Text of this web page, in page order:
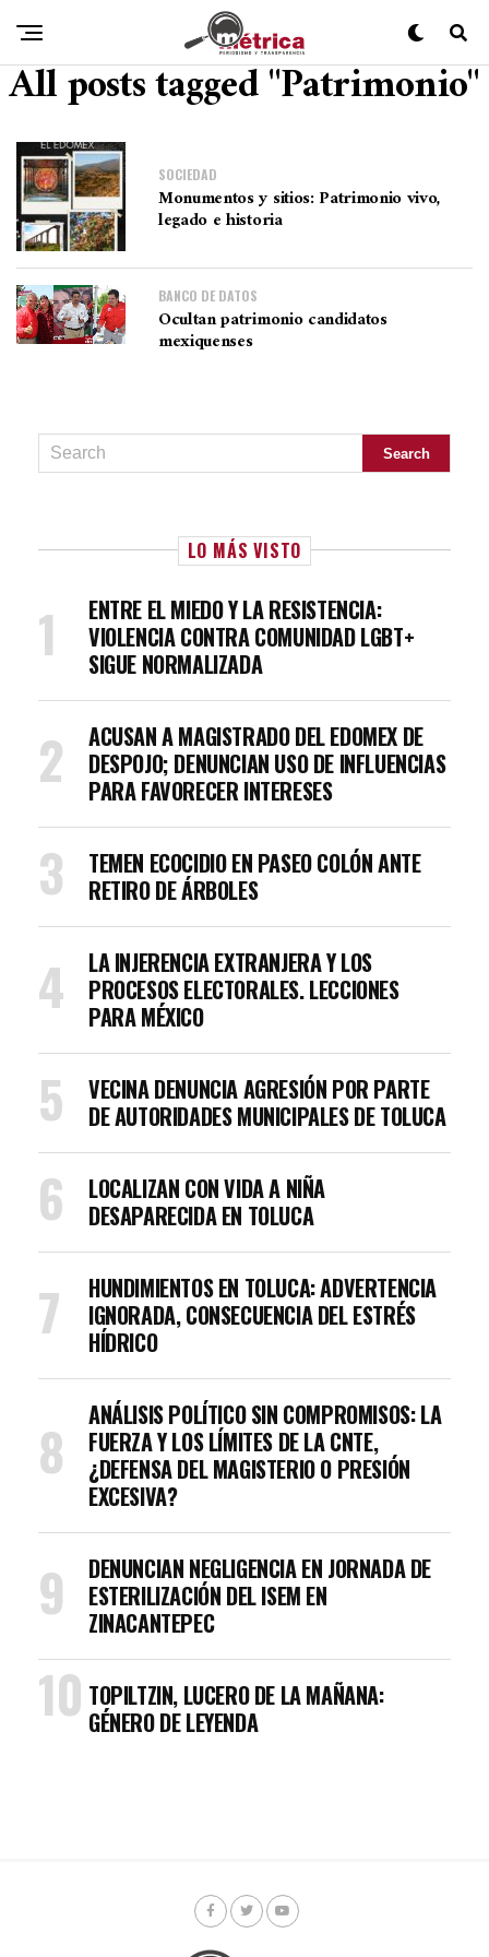
All posts tagged "Patrimonio"
SOCIEDAD
Monumentos y sitios: Patrimonio vivo,
legado e historia
BANCO DE DATOS
Ocultan patrimonio candidatos
mexiquenses
LO MÁS VISTO
ENTRE EL MIEDO Y LA RESISTENCIA:
VIOLENCIA CONTRA COMUNIDAD LGBT+
SIGUE NORMALIZADA
ACUSAN A MAGISTRADO DEL EDOMEX DE
DESPOJO; DENUNCIAN USO DE INFLUENCIAS
PARA FAVORECER INTERESES
TEMEN ECOCIDIO EN PASEO COLÓN ANTE
RETIRO DE ÁRBOLES
LA INJERENCIA EXTRANJERA Y LOS
PROCESOS ELECTORALES. LECCIONES
PARA MÉXICO
VECINA DENUNCIA AGRESIÓN POR PARTE
DE AUTORIDADES MUNICIPALES DE TOLUCA
LOCALIZAN CON VIDA A NIÑA
DESAPARECIDA EN TOLUCA
HUNDIMIENTOS EN TOLUCA: ADVERTENCIA
IGNORADA, CONSECUENCIA DEL ESTRÉS
HÍDRICO
ANÁLISIS POLÍTICO SIN COMPROMISOS: LA
FUERZA Y LOS LÍMITES DE LA CNTE,
¿DEFENSA DEL MAGISTERIO O PRESIÓN
EXCESIVA?
DENUNCIAN NEGLIGENCIA EN JORNADA DE
ESTERILIZACIÓN DEL ISEM EN
ZINACANTEPEC
TOPILTZIN, LUCERO DE LA MAÑANA:
GÉNERO DE LEYENDA